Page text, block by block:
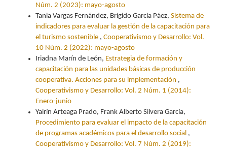
Núm. 2 (2023): mayo-agosto
Tania Vargas Fernández, Brígido García Páez, Sistema de
indicadores para evaluar la gestión de la capacitación para
el turismo sostenible , Cooperativismo y Desarrollo: Vol.
10 Núm. 2 (2022): mayo-agosto
Iriadna Marín de León, Estrategia de formación y
capacitación para las unidades básicas de producción
cooperativa. Acciones para su implementación ,
Cooperativismo y Desarrollo: Vol. 2 Núm. 1 (2014):
Enero-junio
Yairín Arteaga Prado, Frank Alberto Silvera García,
Procedimiento para evaluar el impacto de la capacitación
de programas académicos para el desarrollo social ,
Cooperativismo y Desarrollo: Vol. 7 Núm. 2 (2019):